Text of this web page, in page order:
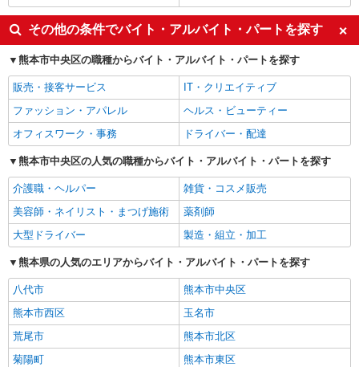
その他の条件でバイト・アルバイト・パートを探す
熊本市中央区の職種からバイト・アルバイト・パートを探す
販売・接客サービス
IT・クリエイティブ
ファッション・アパレル
ヘルス・ビューティー
オフィスワーク・事務
ドライバー・配達
熊本市中央区の人気の職種からバイト・アルバイト・パートを探す
介護職・ヘルパー
雑貨・コスメ販売
美容師・ネイリスト・まつげ施術
薬剤師
大型ドライバー
製造・組立・加工
熊本県の人気のエリアからバイト・アルバイト・パートを探す
八代市
熊本市中央区
熊本市西区
玉名市
荒尾市
熊本市北区
菊陽町
熊本市東区